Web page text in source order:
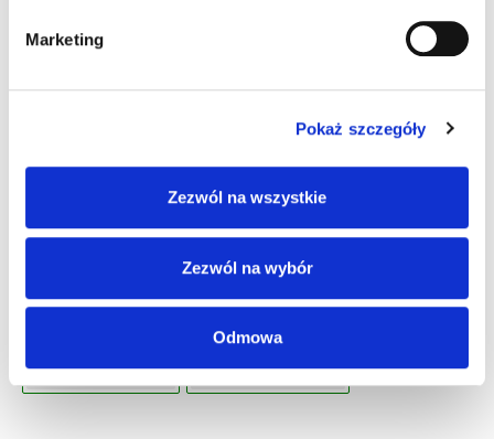
Marketing
Pokaż szczegóły
Zezwól na wszystkie
Zezwól na wybór
Odmowa
Windows Embedded Compact 7
Złącza
1 x CFast base
1 x Ethernet 10/100/1000 Mbps (RJ45)
2 x RS-232 3 x USB 2.0